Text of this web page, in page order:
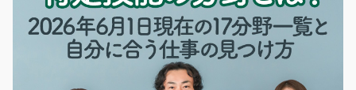
気になる
簡単チルドカップの検査/g05_00756